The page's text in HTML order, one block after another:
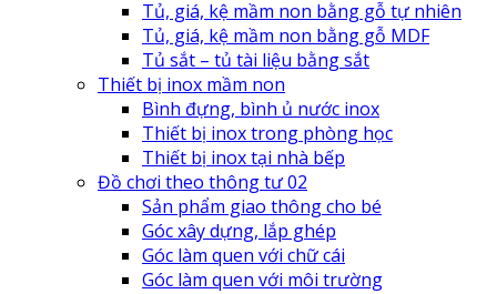
Tủ, giá, kệ mầm non bằng gỗ tự nhiên
Tủ, giá, kệ mầm non bằng gỗ MDF
Tủ sắt – tủ tài liệu bằng sắt
Thiết bị inox mầm non
Bình đựng, bình ủ nước inox
Thiết bị inox trong phòng học
Thiết bị inox tại nhà bếp
Đồ chơi theo thông tư 02
Sản phẩm giao thông cho bé
Góc xây dựng, lắp ghép
Góc làm quen với chữ cái
Góc làm quen với môi trường